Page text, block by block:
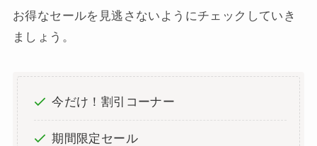
お得なセールを見逃さないようにチェックしていき
ましょう。
今だけ！割引コーナー
期間限定セール